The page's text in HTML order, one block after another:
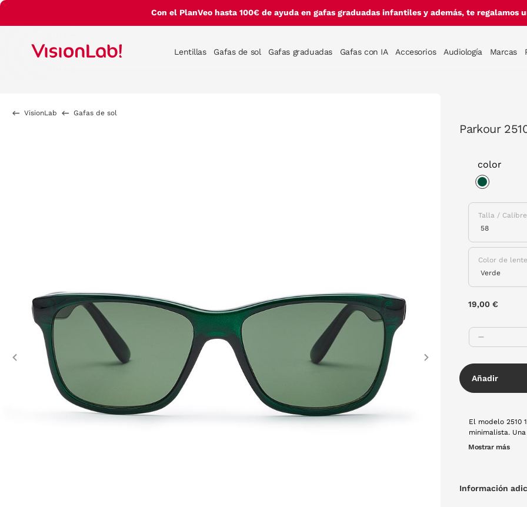
Con el PlanVeo hasta 100€ de ayuda en gafas graduadas infantiles y además, te regalamos
Lentillas Gafas de sol Gafas graduadas Gafas con IA Accesorios Audiología Marcas
VisionLab Gafas de sol
Previous
Parkour
color
Talla / Calibre
Color de
19,00 €
Añadir
El modelo 2510
minimalista.
hace que sea
Mostrar más
Información